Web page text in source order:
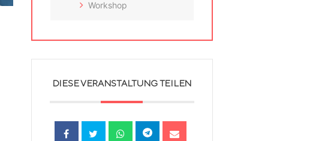
Workshop
DIESE VERANSTALTUNG TEILEN